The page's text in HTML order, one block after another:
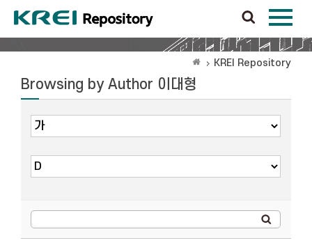
KREI Repository
Browsing by Author 이대형